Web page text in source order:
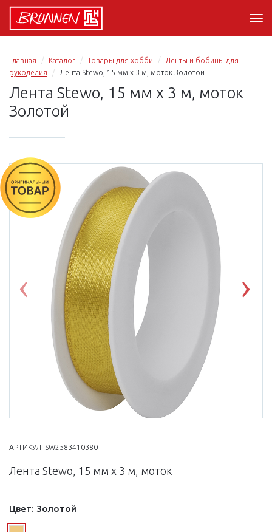
Главная Каталог Товары для хобби
Ленты и бобины для
рукоделия
Лента Stewo, 15 мм х 3 м, моток Золотой
Лента Stewo, 15 мм х 3 м, моток
Золотой
Previous
АРТИКУЛ: SW2583410380
Лента Stewo, 15 мм х 3 м, моток
Цвет: Золотой